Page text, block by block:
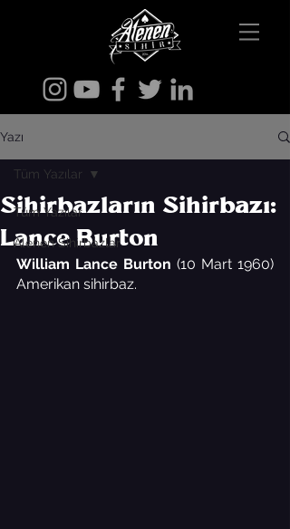
Yazı
Tüm Yazılar
Alenen Sihirbazlar
Tüm Yazılar
Sihirbazların Sihirbazı:
Lance Burton
William Lance Burton (10 Mart 1960)
Amerikan sihirbaz.